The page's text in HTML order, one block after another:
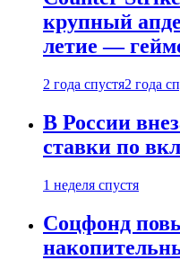
крупный
летие —
2 года спустя2 года
В России
ставки по
1 неделя спустя
Соцфонд